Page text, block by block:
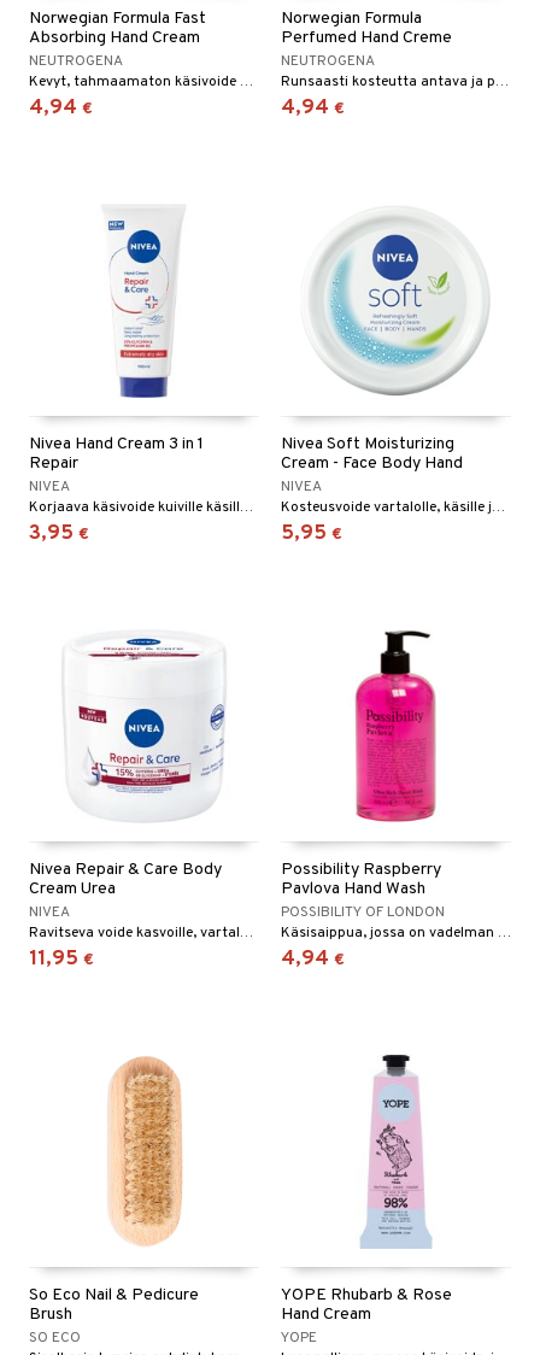
Norwegian Formula Fast
Absorbing Hand Cream
NEUTROGENA
Kevyt, tahmaamaton käsivoide Neutrogenalta
4,94 €
Norwegian Formula
Perfumed Hand Creme
NEUTROGENA
Runsaasti kosteutta antava ja pehmentävä käsivoide Neutrogenalta
4,94 €
Nivea Hand Cream 3 in 1
Repair
NIVEA
Korjaava käsivoide kuiville käsille Nivealta.
3,95 €
Nivea Soft Moisturizing
Cream - Face Body Hand
NIVEA
Kosteusvoide vartalolle, käsille ja kasvoille Nivealta
5,95 €
Nivea Repair & Care Body
Cream Urea
NIVEA
Ravitseva voide kasvoille, vartalolle ja käsille
11,95 €
Possibility Raspberry
Pavlova Hand Wash
POSSIBILITY OF LONDON
Käsisaippua, jossa on vadelman ja mansikan tuoksu.
4,94 €
So Eco Nail & Pedicure
Brush
SO ECO
YOPE Rhubarb & Rose
Hand Cream
YOPE